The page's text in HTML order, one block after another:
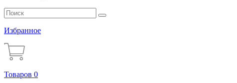
Избранное
Товаров 0